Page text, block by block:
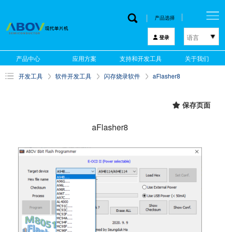
产品选择
登录 语言
한국어
English
产品中心 应用方案 支持和开发工具 关于我们
开发工具 软件开发工具 闪存烧录软件 aFlasher8
保存页面
aFlasher8